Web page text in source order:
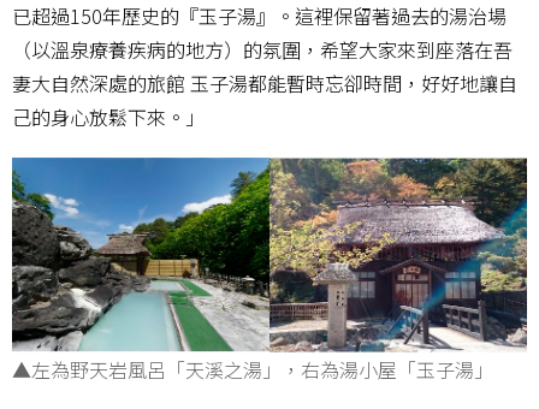
已超過150年歷史的『玉子湯』。這裡保留著過去的湯治場
（以溫泉療養疾病的地方）的氛圍，希望大家來到座落在吾
妻大自然深處的旅館 玉子湯都能暫時忘卻時間，好好地讓自
己的身心放鬆下來。」
▲左為野天岩風呂「天溪之湯」，右為湯小屋「玉子湯」